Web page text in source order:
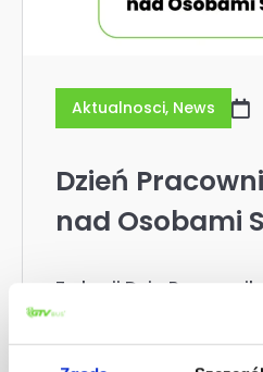
Aktualnosci, News
Dzień
nad Osobami
Z okazji Dnia
Osobami Starszymi
podziękować